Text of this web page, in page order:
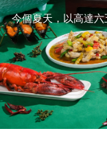
今個夏天，以高達